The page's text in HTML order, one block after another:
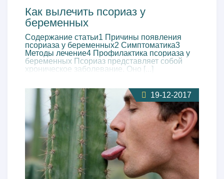
Как вылечить псориаз у
беременных
Содержание статьи1 Причины появления
псориаза у беременных2 Симптоматика3
Методы лечение4 Профилактика псориаза у
беременных Псориаз представляет собой
хроническое заболевание. Оно [...]
19-12-2017